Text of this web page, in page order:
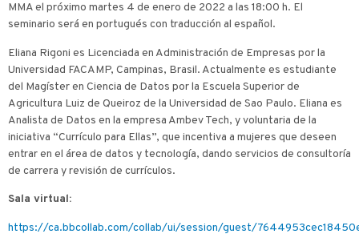
MMA el próximo martes 4 de enero de 2022 a las 18:00 h. El
seminario será en portugués con traducción al español.
Eliana Rigoni es Licenciada en Administración de Empresas por la
Universidad FACAMP, Campinas, Brasil. Actualmente es estudiante
del Magíster en Ciencia de Datos por la Escuela Superior de
Agricultura Luiz de Queiroz de la Universidad de Sao Paulo. Eliana es
Analista de Datos en la empresa Ambev Tech, y voluntaria de la
iniciativa “Currículo para Ellas”, que incentiva a mujeres que deseen
entrar en el área de datos y tecnología, dando servicios de consultoría
de carrera y revisión de currículos.
Sala virtual:
https://ca.bbcollab.com/collab/ui/session/guest/